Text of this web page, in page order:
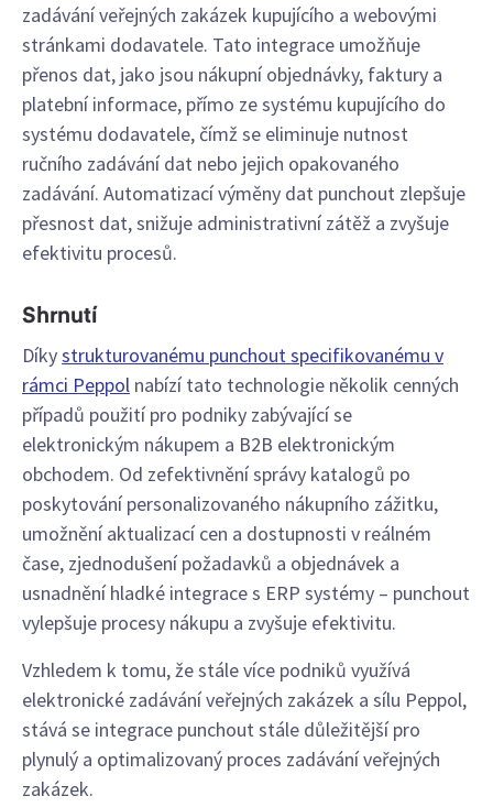
zadávání veřejných zakázek kupujícího a webovými
stránkami dodavatele. Tato integrace umožňuje
přenos dat, jako jsou nákupní objednávky, faktury a
platební informace, přímo ze systému kupujícího do
systému dodavatele, čímž se eliminuje nutnost
ručního zadávání dat nebo jejich opakovaného
zadávání. Automatizací výměny dat punchout zlepšuje
přesnost dat, snižuje administrativní zátěž a zvyšuje
efektivitu procesů.
Shrnutí
Díkystrukturovanému punchout specifikovanému v
rámci Peppol nabízí tato technologie několik cenných
případů použití pro podniky zabývající se
elektronickým nákupem a B2B elektronickým
obchodem. Od zefektivnění správy katalogů po
poskytování personalizovaného nákupního zážitku,
umožnění aktualizací cen a dostupnosti v reálném
čase, zjednodušení požadavků a objednávek a
usnadnění hladké integrace s ERP systémy – punchout
vylepšuje procesy nákupu a zvyšuje efektivitu.
Vzhledem k tomu, že stále více podniků využívá
elektronické zadávání veřejných zakázek a sílu Peppol,
stává se integrace punchout stále důležitější pro
plynulý a optimalizovaný proces zadávání veřejných
zakázek.